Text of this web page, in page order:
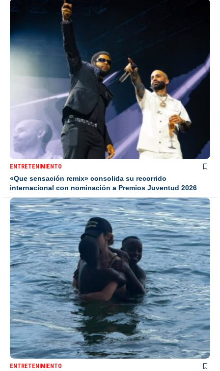
ENTRETENIMIENTO
«Que sensación remix» consolida su recorrido
internacional con nominación a Premios Juventud 2026
ENTRETENIMIENTO